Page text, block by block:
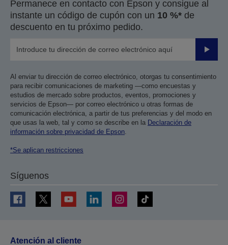
Permanece en contacto con Epson y consigue al
instante un código de cupón con un 10 %* de
descuento en tu próximo pedido.
Enviar
Al enviar tu dirección de correo electrónico, otorgas tu consentimiento
para recibir comunicaciones de marketing —como encuestas y
estudios de mercado sobre productos, eventos, promociones y
servicios de Epson— por correo electrónico u otras formas de
comunicación electrónica, a partir de tus preferencias y del modo en
que usas la web, tal y como se describe en la Declaración de
información sobre privacidad de Epson.
*Se aplican restricciones
Síguenos
Atención al cliente